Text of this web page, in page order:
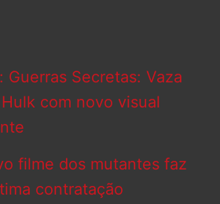
Guerras Secretas: Vaza
com novo visual
filme dos mutantes faz
contratação